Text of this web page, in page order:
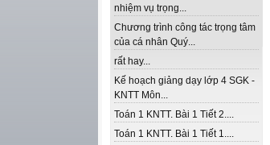
nhiệm vụ trọng...
Chương trình công tác trọng tâm
của cá nhân Quý...
rất hay...
Kế hoạch giảng dạy lớp 4 SGK -
KNTT Môn...
Toán 1 KNTT. Bài 1 Tiết 2....
Toán 1 KNTT. Bài 1 Tiết 1....